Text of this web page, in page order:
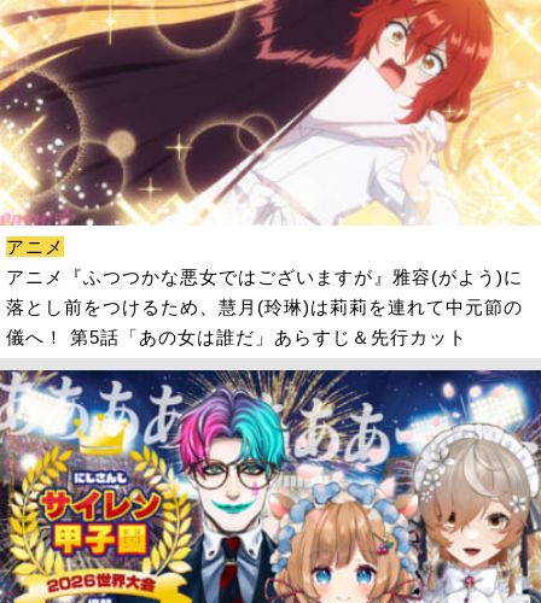
アニメ
アニメ『ふつつかな悪女ではございますが』雅容(がよう)に
落とし前をつけるため、慧月(玲琳)は莉莉を連れて中元節の
儀へ！ 第5話「あの女は誰だ」あらすじ＆先行カット